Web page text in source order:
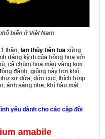
biến ở Việt Nam
thân, lan thủy tiên tua xứng
dáng kỳ dị của bông hoa với
cả chùm hoa màu vàng kim
đảnh, giống này hơi khó
xơ dừa, dớn cục, thích hợip
ánh sáng nhẹ, khí hậu mát
yêu dành cho các cặp đôi
amabile